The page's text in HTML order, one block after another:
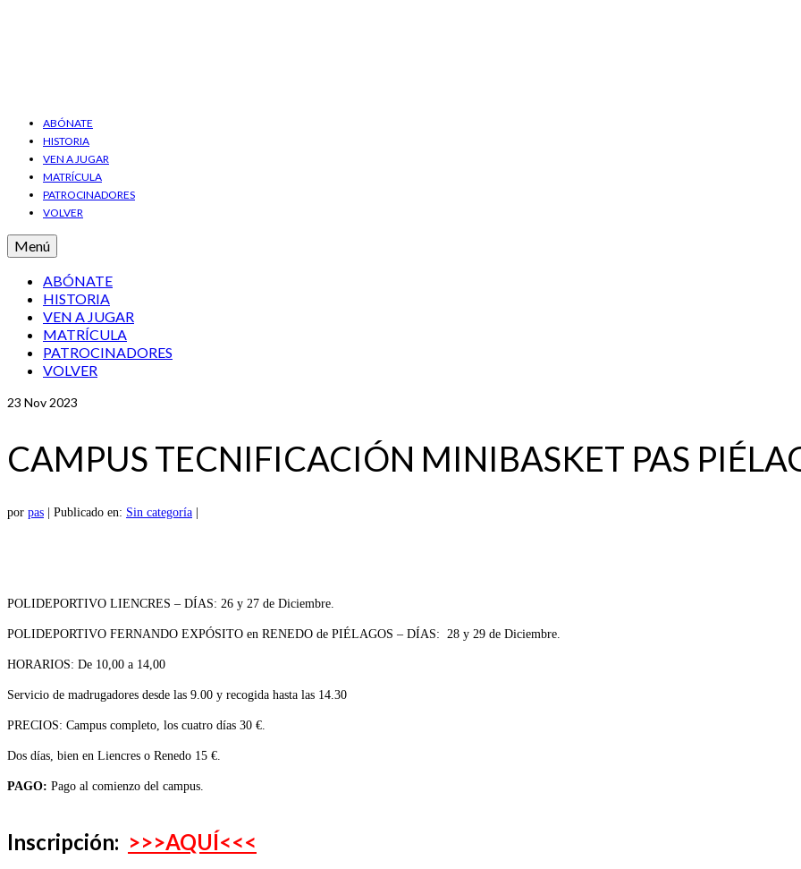
ABÓNATE
HISTORIA
VEN A JUGAR
MATRÍCULA
PATROCINADORES
VOLVER
Menú
ABÓNATE
HISTORIA
VEN A JUGAR
MATRÍCULA
PATROCINADORES
VOLVER
23 Nov 2023
CAMPUS TECNIFICACIÓN MINIBASKET PAS
por pas Publicado en: Sin categoría
POLIDEPORTIVO LIENCRES – DÍAS: 26 y 27 de Diciembre.
POLIDEPORTIVO FERNANDO EXPÓSITO en RENEDO de PIÉLAGOS – DÍAS: 28 y 29 de Diciembre.
HORARIOS: De 10,00 a 14,00
Servicio de madrugadores desde las 9.00 y recogida hasta las 14.30
PRECIOS: Campus completo, los cuatro días 30 €.
Dos días, bien en Liencres o Renedo 15 €.
PAGO: Pago al comienzo del campus.
Inscripción: >>>AQUÍ<<<